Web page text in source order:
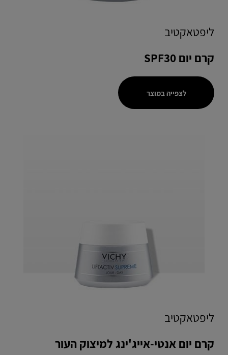
ליפטאקטיב
קרם יום SPF30
לצפייה במוצר
ליפטאקטיב
קרם יום אנטי-אייג'ינג למיצוק העור